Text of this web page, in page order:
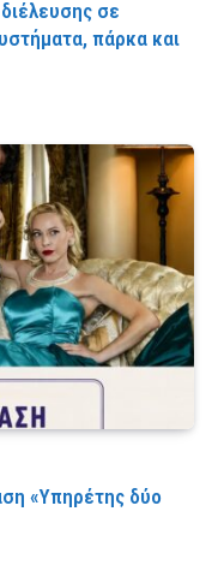
σε
πάρκα και
«Υπηρέτης δύο